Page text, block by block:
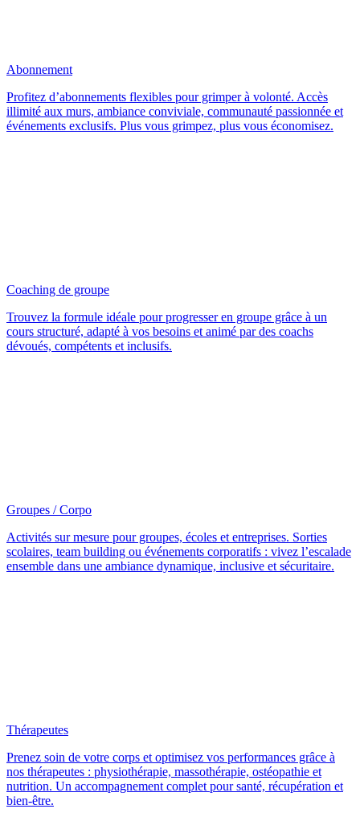
Abonnement
Profitez d’abonnements flexibles pour grimper à volonté. Accès
illimité aux murs, ambiance conviviale, communauté passionnée et
événements exclusifs. Plus vous grimpez, plus vous économisez.
Coaching de groupe
Trouvez la formule idéale pour progresser en groupe grâce à un
cours structuré, adapté à vos besoins et animé par des coachs
dévoués, compétents et inclusifs.
Groupes / Corpo
Activités sur mesure pour groupes, écoles et entreprises. Sorties
scolaires, team building ou événements corporatifs : vivez l’escalade
ensemble dans une ambiance dynamique, inclusive et sécuritaire.
Thérapeutes
Prenez soin de votre corps et optimisez vos performances grâce à
nos thérapeutes : physiothérapie, massothérapie, ostéopathie et
nutrition. Un accompagnement complet pour santé, récupération et
bien-être.